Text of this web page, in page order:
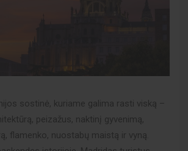
sostinė, kuriame galima rasti viską –
peizažus, naktinį gyvenimą,
flamenko, nuostabų maistą ir vyną.